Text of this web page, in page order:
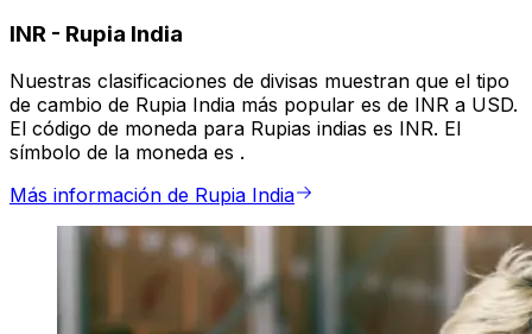
INR - Rupia India
Nuestras clasificaciones de divisas muestran que el tipo
de cambio de Rupia India más popular es de INR a USD.
El código de moneda para Rupias indias es INR. El
símbolo de la moneda es ₹.
Más información de Rupia India